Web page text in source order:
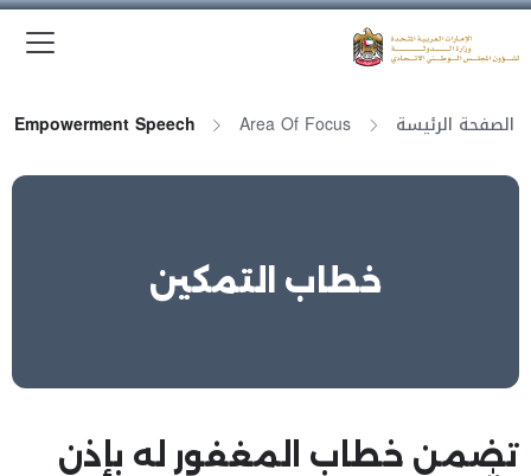
الصفحة الرئيسة Area Of Focus
Empowerment Speech
خطاب التمكين
تضمن خطاب المغفور له بإذن